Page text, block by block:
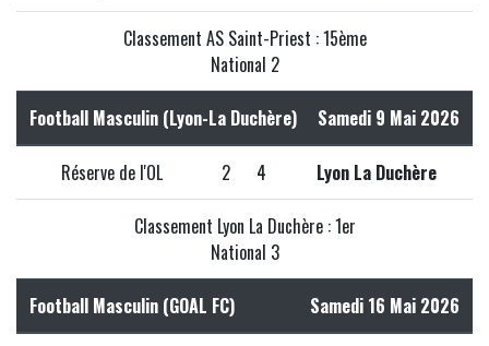
Classement AS Saint-Priest : 15ème
National 2
Football Masculin (Lyon-La Duchère) Samedi 9 Mai 2026
Réserve de l'OL 2 4 Lyon La Duchère
Classement Lyon La Duchère : 1er
National 3
Football Masculin (GOAL FC) Samedi 16 Mai 2026